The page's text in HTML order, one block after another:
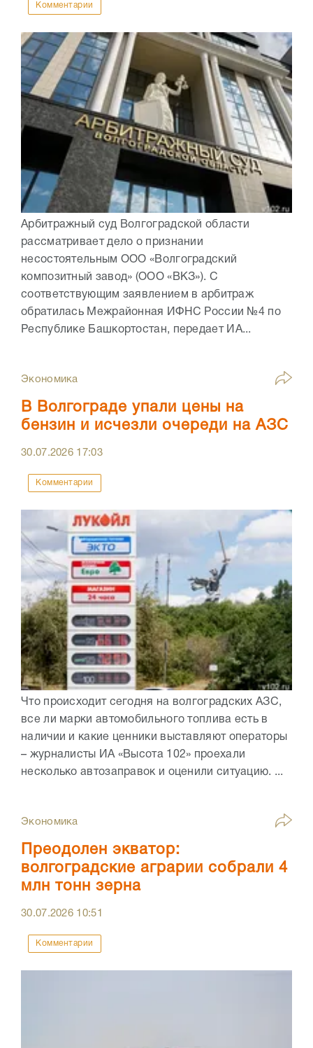
Комментарии
Арбитражный суд Волгоградской области
рассматривает дело о признании
несостоятельным ООО «Волгоградский
композитный завод» (ООО «ВКЗ»). С
соответствующим заявлением в арбитраж
обратилась Межрайонная ИФНС России №4 по
Республике Башкортостан, передает ИА...
Экономика
В Волгограде упали цены на
бензин и исчезли очереди на АЗС
30.07.2026 17:03
Комментарии
Что происходит сегодня на волгоградских АЗС,
все ли марки автомобильного топлива есть в
наличии и какие ценники выставляют операторы
– журналисты ИА «Высота 102» проехали
несколько автозаправок и оценили ситуацию. ...
Экономика
Преодолен экватор:
волгоградские аграрии собрали 4
млн тонн зерна
30.07.2026 10:51
Комментарии